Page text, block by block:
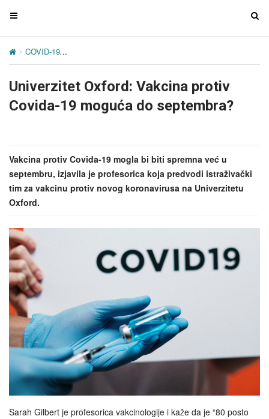
T
g
e
n
g
a
t
i
n
T
a
n
COVID-19
Univerzitet Oxford: Vakcina protiv
Covida-19 moguća do septembra?
Vakcina protiv Covida-19 mogla bi biti spremna već u
septembru, izjavila je profesorica koja predvodi istraživački
tim za vakcinu protiv novog koronavirusa na Univerzitetu
Oxford.
Sarah Gilbert je profesorica vakcinologije i kaže da je “80 posto